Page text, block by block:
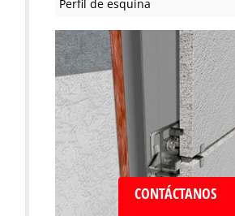
Perfil de esquina
CONTÁCTANOS